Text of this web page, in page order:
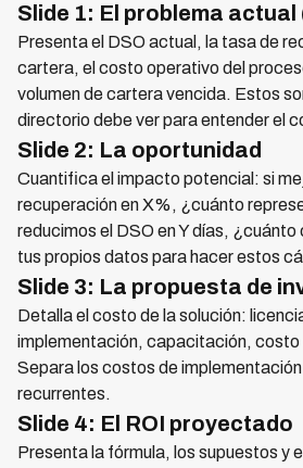
Slide 1: El problema
Presenta el DSO actual, la tasa de
cartera, el costo operativo del
volumen de cartera vencida. Estos
directorio debe ver para entender el
Slide 2: La oportunidad
Cuantifica el impacto potencial: si
recuperación en X%, ¿cuánto
reducimos el DSO en Y días,
tus propios datos para hacer estos
Slide 3: La propuesta de
Detalla el costo de la solución:
implementación, capacitación, costo
Separa los costos de
recurrentes.
Slide 4: El ROI proyectado
Presenta la fórmula, los supuestos y